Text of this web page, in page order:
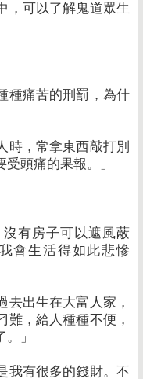
，可以了解鬼道眾生
痛苦的刑罰，為什
，常拿東西敲打別
頭痛的果報。」
有房子可以遮風蔽
會生活得如此悲慘
出生在大富人家，
難，給人種種不便，
」
有很多的錢財。不